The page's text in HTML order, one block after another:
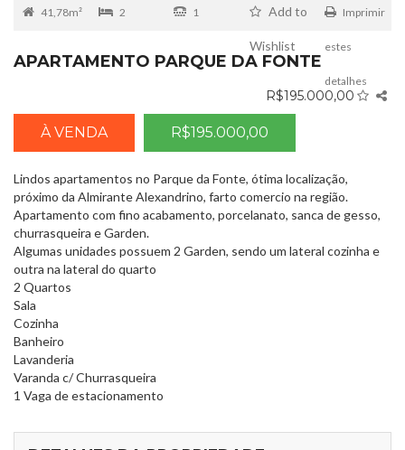
41,78m² 2 1 Add to
Wishlist
Imprimir
estes
detalhes
APARTAMENTO PARQUE DA FONTE
R$195.000,00
À VENDA R$195.000,00
Lindos apartamentos no Parque da Fonte, ótima localização,
próximo da Almirante Alexandrino, farto comercio na região.
Apartamento com fino acabamento, porcelanato, sanca de gesso,
churrasqueira e Garden.
Algumas unidades possuem 2 Garden, sendo um lateral cozinha e
outra na lateral do quarto
2 Quartos
Sala
Cozinha
Banheiro
Lavanderia
Varanda c/ Churrasqueira
1 Vaga de estacionamento